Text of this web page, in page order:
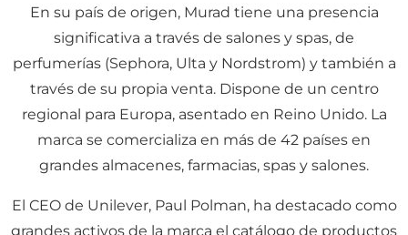
En su país de origen, Murad tiene una presencia
significativa a través de salones y spas, de
perfumerías (Sephora, Ulta y Nordstrom) y también a
través de su propia venta. Dispone de un centro
regional para Europa, asentado en Reino Unido. La
marca se comercializa en más de 42 países en
grandes almacenes, farmacias, spas y salones.
El CEO de Unilever, Paul Polman, ha destacado como
grandes activos de la marca el catálogo de productos